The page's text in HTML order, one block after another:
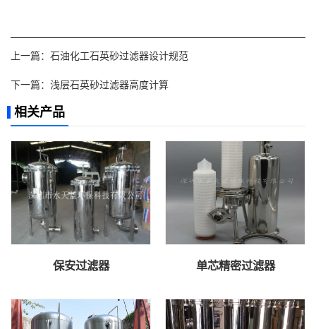
上一篇： 石油化工石英砂过滤器设计规范
下一篇： 浅层石英砂过滤器高度计算
相关产品
保安过滤器 单芯精密过滤器